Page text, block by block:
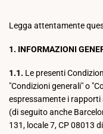
Legga attentamente
1. INFORMAZIONI
1.1. Le presenti
"Condizioni generali" o
espressamente i rapporti
(di seguito anche
131, locale 7, CP 08013